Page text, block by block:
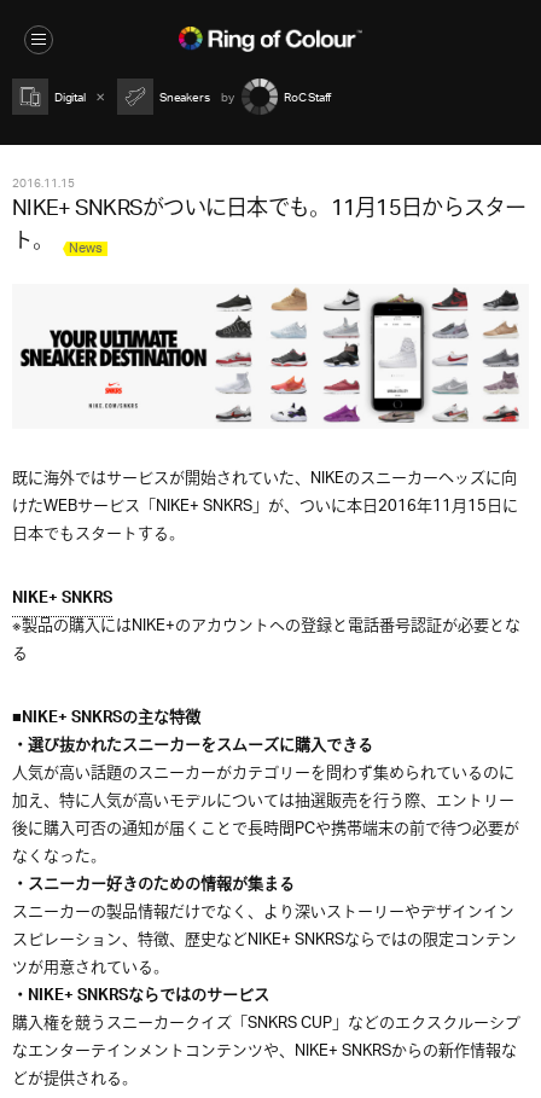
Digital Sneakers RoC Staff
2016.11.15
NIKE+ SNKRSがついに日本でも。11月15日からスター
ト。 News
既に海外ではサービスが開始されていた、NIKEのスニーカーヘッズに向
けたWEBサービス「NIKE+ SNKRS」が、ついに本日2016年11月15日に
日本でもスタートする。
NIKE+ SNKRS
※製品の購入にはNIKE+のアカウントへの登録と電話番号認証が必要とな
る
■NIKE+ SNKRSの主な特徴
・選び抜かれたスニーカーをスムーズに購入できる
人気が高い話題のスニーカーがカテゴリーを問わず集められているのに
加え、特に人気が高いモデルについては抽選販売を行う際、エントリー
後に購入可否の通知が届くことで長時間PCや携帯端末の前で待つ必要が
なくなった。
・スニーカー好きのための情報が集まる
スニーカーの製品情報だけでなく、より深いストーリーやデザインイン
スピレーション、特徴、歴史などNIKE+ SNKRSならではの限定コンテン
ツが用意されている。
・NIKE+ SNKRSならではのサービス
購入権を競うスニーカークイズ「SNKRS CUP」などのエクスクルーシブ
なエンターテインメントコンテンツや、NIKE+ SNKRSからの新作情報な
どが提供される。